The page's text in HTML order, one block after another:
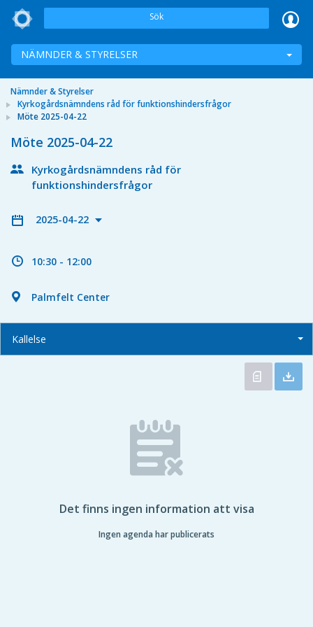
Sök
NÄMNDER & STYRELSER
Nämnder & Styrelser
Kyrkogårdsnämndens råd för funktionshindersfrågor
Möte 2025-04-22
Möte 2025-04-22
Kyrkogårdsnämndens råd för
funktionshindersfrågor
2025-04-22
10:30 - 12:00
Palmfelt Center
Kallelse
Det finns ingen information att visa
Ingen agenda har publicerats